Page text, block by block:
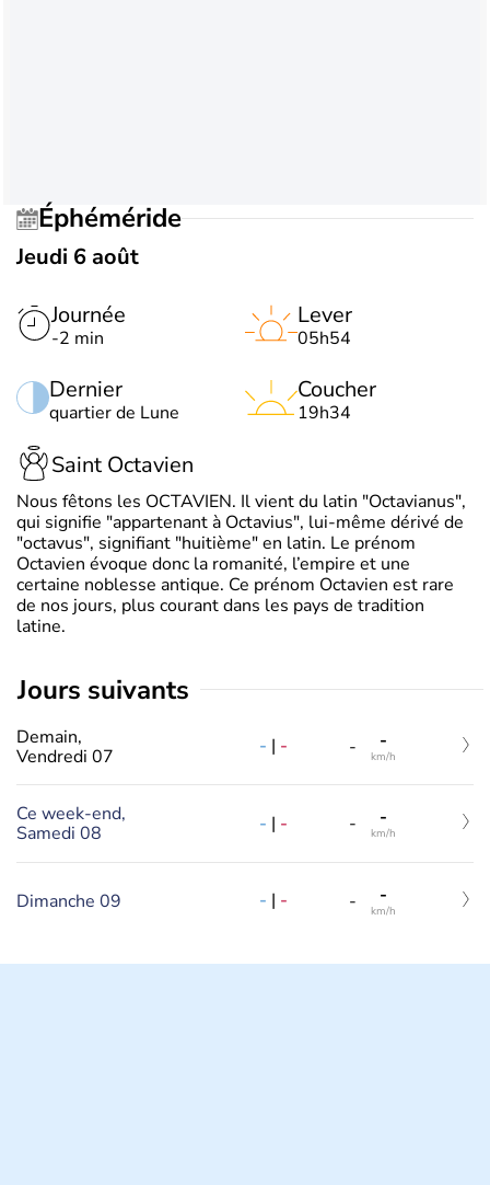
Éphéméride
Jeudi 6 août
Journée
-2 min
Dernier
quartier de Lune
Lever
05h54
Coucher
19h34
Saint Octavien
Nous fêtons les OCTAVIEN. Il vient du latin "Octavianus",
qui signifie "appartenant à Octavius", lui-même dérivé de
"octavus", signifiant "huitième" en latin. Le prénom
Octavien évoque donc la romanité, l’empire et une
certaine noblesse antique. Ce prénom Octavien est rare
de nos jours, plus courant dans les pays de tradition
latine.
jours suivants
Demain,
Vendredi 07
- | - - -
km/h
Ce week-end,
Samedi 08
- | - - -
km/h
Dimanche 09 - | - - -
km/h